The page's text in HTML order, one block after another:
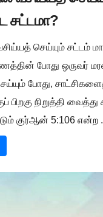
சட்டமா?
செய்யும் சட்டம்
போது ஒருவர்
போது,
பிறகு நிறுத்தி வைத்து
குர்ஆன் 5:106 என்ற